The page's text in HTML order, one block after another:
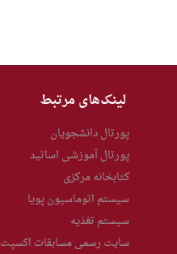
لینک‌های مرتبط
پورتال دانشجویان
پورتال آموزشی اساتید
کتابخانه مرکزی
سیستم اتوماسیون پویا
سیستم تغذیه
سایت رسمی مسابقات اکسپت